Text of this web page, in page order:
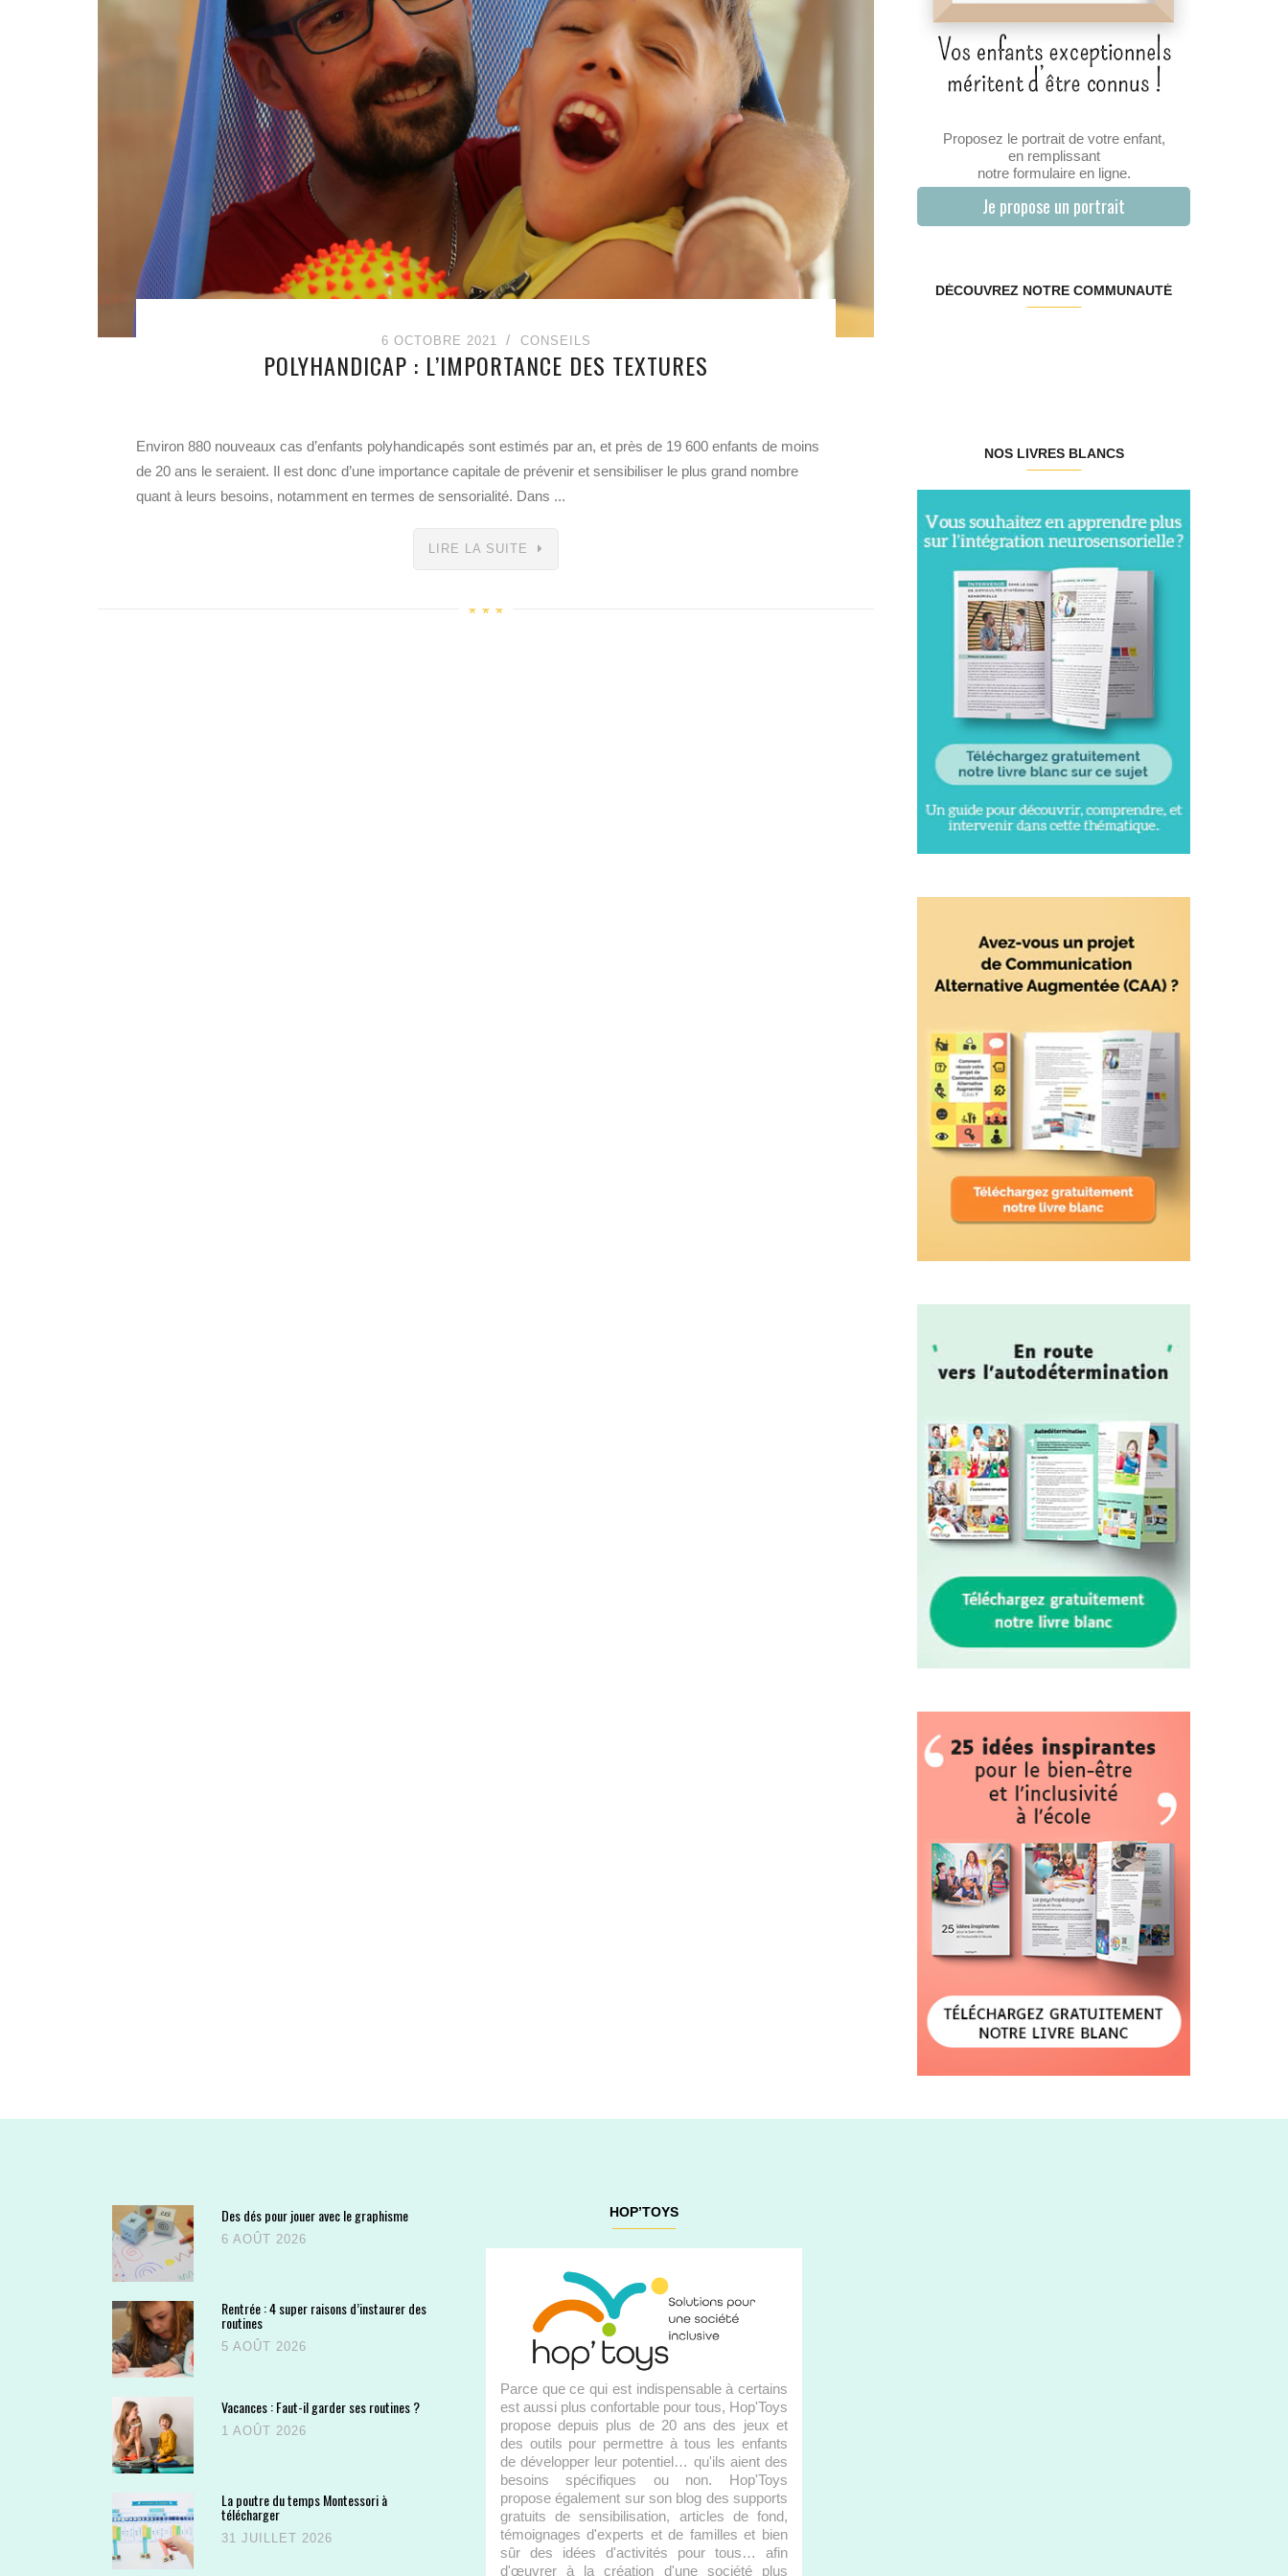
6 OCTOBRE 2021 CONSEILS
POLYHANDICAP : L’IMPORTANCE DES TEXTURES
Environ 880 nouveaux cas d’enfants polyhandicapés sont estimés par an, et près de 19 600 enfants de moins
de 20 ans le seraient. Il est donc d’une importance capitale de prévenir et sensibiliser le plus grand nombre
quant à leurs besoins, notamment en termes de sensorialité. Dans ...
LIRE LA SUITE
Proposez le portrait de votre enfant,
en remplissant
notre formulaire en ligne.
Je propose un portrait
DÉCOUVREZ NOTRE COMMUNAUTÉ
NOS LIVRES BLANCS
Des dés pour jouer avec le graphisme
6 AOÛT 2026
Rentrée : 4 super raisons d’instaurer des
routines
5 AOÛT 2026
Vacances : Faut-il garder ses routines ?
1 AOÛT 2026
La poutre du temps Montessori à
télécharger
31 JUILLET 2026
HOP’TOYS
Parce que ce qui est indispensable à certains
est aussi plus confortable pour tous, Hop'Toys
propose depuis plus de 20 ans des jeux et
des outils pour permettre à tous les enfants
de développer leur potentiel… qu'ils aient des
besoins spécifiques ou non. Hop'Toys
propose également sur son blog des supports
gratuits de sensibilisation, articles de fond,
témoignages d'experts et de familles et bien
sûr des idées d'activités pour tous… afin
d'œuvrer à la création d'une société plus